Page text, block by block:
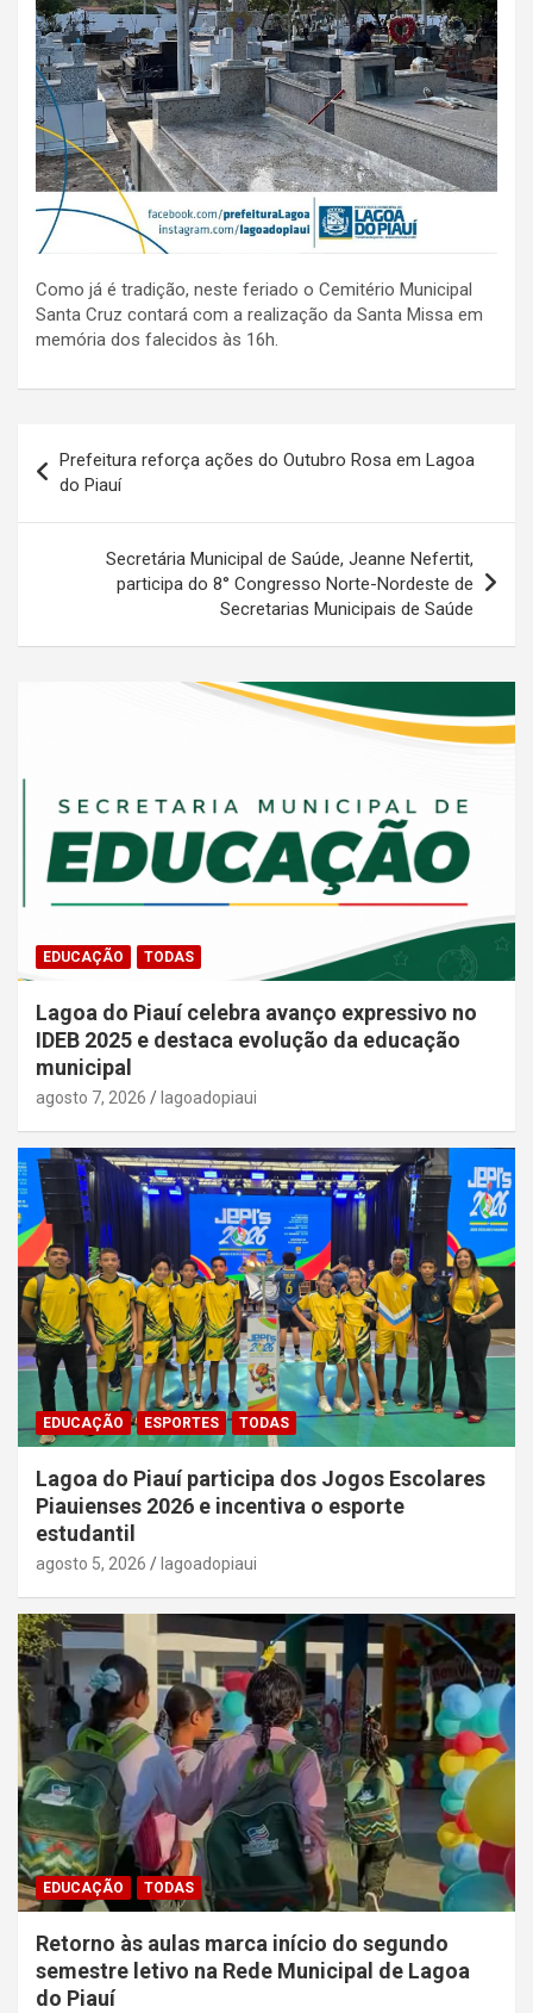
Como já é tradição, neste feriado o Cemitério Municipal
Santa Cruz contará com a realização da Santa Missa em
memória dos falecidos às 16h.
de
Post
Prefeitura reforça ações do Outubro Rosa em Lagoa
do Piauí
Secretária Municipal de Saúde, Jeanne Nefertit,
participa do 8° Congresso Norte-Nordeste de
Secretarias Municipais de Saúde
EDUCAÇÃO TODAS
Lagoa do Piauí celebra avanço expressivo no
IDEB 2025 e destaca evolução da educação
municipal
agosto 7, 2026 lagoadopiaui
EDUCAÇÃO ESPORTES TODAS
Lagoa do Piauí participa dos Jogos Escolares
Piauienses 2026 e incentiva o esporte
estudantil
agosto 5, 2026 lagoadopiaui
EDUCAÇÃO TODAS
Retorno às aulas marca início do segundo
semestre letivo na Rede Municipal de Lagoa
do Piauí